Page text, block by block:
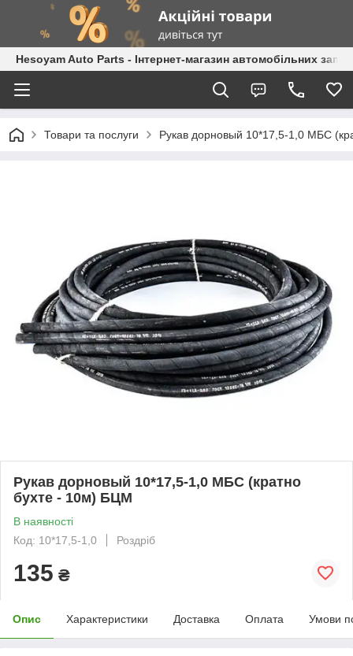
Hesoyam Auto Parts - Інтернет-магазин автомобільних
Товари та послуги Рукав дорновый 10*17,5-1,0 МБС
Рукав дорновый 10*17,5-1,0 МБС (кратно
бухте - 10м) БЦМ
В наявності
Код: 10*17,5-1,0
Роздріб
135 ₴
Опис Характеристики Доставка Оплата Умови